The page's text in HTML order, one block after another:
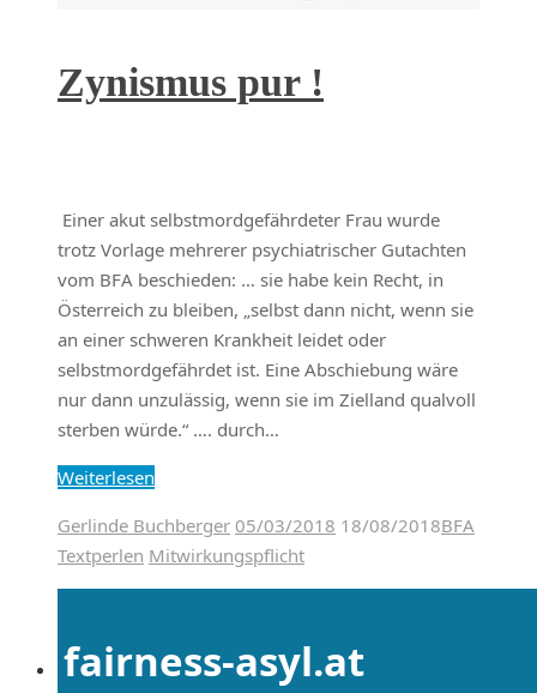
Zynismus pur !
Einer akut selbstmordgefährdeter Frau wurde
trotz Vorlage mehrerer psychiatrischer Gutachten
vom BFA beschieden: … sie habe kein Recht, in
Österreich zu bleiben, „selbst dann nicht, wenn sie
an einer schweren Krankheit leidet oder
selbstmordgefährdet ist. Eine Abschiebung wäre
nur dann unzulässig, wenn sie im Zielland qualvoll
sterben würde.“ …. durch…
Weiterlesen
Gerlinde Buchberger 05/03/2018 18/08/2018BFA
Textperlen Mitwirkungspflicht
fairness-asyl.at